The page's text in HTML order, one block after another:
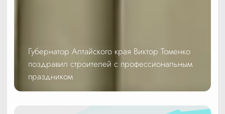
Губернатор Алтайского края Виктор Томенко
поздравил строителей с профессиональным
праздником